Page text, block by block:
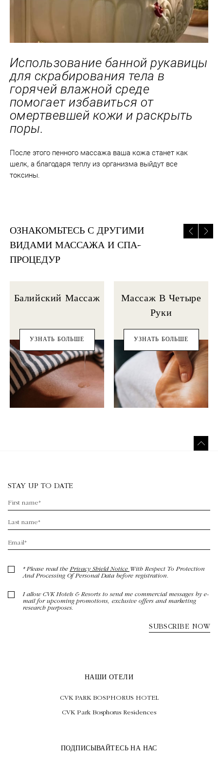
Использование банной рукавицы
для скрабирования тела в
горячей влажной среде
помогает избавиться от
омертвевшей кожи и раскрыть
поры.
После этого пенного массажа ваша кожа станет как
шелк, а благодаря теплу из организма выйдут все
токсины.
ОЗНАКОМЬТЕСЬ С ДРУГИМИ
ВИДАМИ МАССАЖА И СПА-
ПРОЦЕДУР
УЗНАТЬ БОЛЬШЕ
Балийский Массаж
УЗНАТЬ БОЛЬШЕ
Массаж В Четыре
Руки
ПОДПИСЫВАЙТЕСЬ НА НАС
НАШИ ОТЕЛИ
CVK PARK BOSPHORUS HOTEL
CVK Park Bosphorus Residences